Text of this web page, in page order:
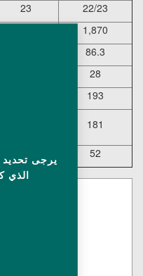
23
22/23
1,870
86.3
28
193
181
52
يرجى
الذي